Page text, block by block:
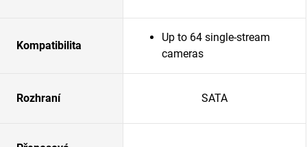
Kompatibilita
Up to 64 single-stream
cameras
Rozhraní SATA